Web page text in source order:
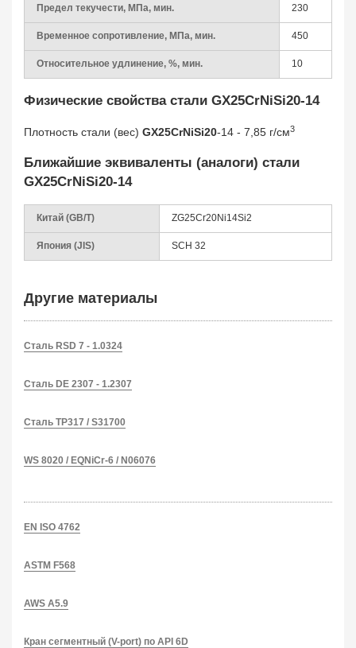
Предел текучести, МПа, мин. 230
Временное сопротивление, МПа, мин. 450
Относительное удлинение, %, мин. 10
Физические свойства стали GX25CrNiSi20-14
Плотность стали (вес) GX25CrNiSi20-14 - 7,85 г/см3
Ближайшие эквиваленты (аналоги) стали
GX25CrNiSi20-14
Китай (GB/T) ZG25Cr20Ni14Si2
Япония (JIS) SCH 32
Другие материалы
Сталь RSD 7 - 1.0324
Сталь DE 2307 - 1.2307
Сталь TP317 / S31700
WS 8020 / EQNiCr-6 / N06076
EN ISO 4762
ASTM F568
AWS A5.9
Кран сегментный (V-port) по API 6D